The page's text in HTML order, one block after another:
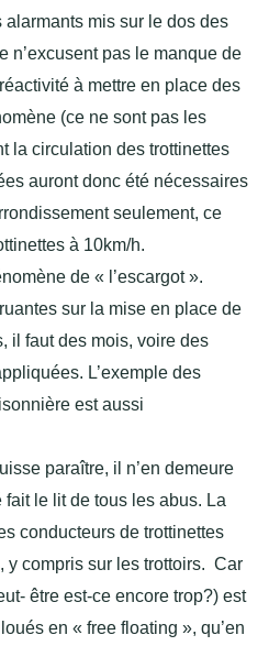
mis sur le dos des
n’excusent pas le manque de
à mettre en place des
(ce ne sont pas les
la circulation des trottinettes
auront donc été nécessaires
seulement, ce
à 10km/h.
de « l’escargot ».
sur la mise en place de
il faut des mois, voire des
L’exemple des
est aussi
paraître, il n’en demeure
le lit de tous les abus. La
conducteurs de trottinettes
y compris sur les trottoirs. Car
être est-ce encore trop?) est
en « free floating », qu’en